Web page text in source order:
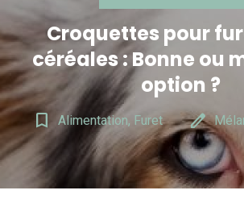
Croquettes pour
céréales : Bonne ou
option ?
bookmark_border Alimentation, Furet edit